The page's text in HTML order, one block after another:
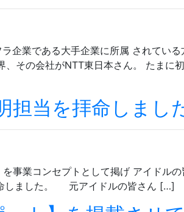
企業である大手企業に所属 されてい
その会社がNTT東日本さん。 たまに
担当を拝命しまし
事業コンセプトとして掲げ アイドル
しました。 元アイドルの皆さん […]